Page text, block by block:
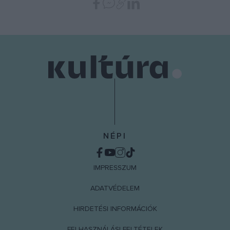
NÉPI
IMPRESSZUM
ADATVÉDELEM
HIRDETÉSI INFORMÁCIÓK